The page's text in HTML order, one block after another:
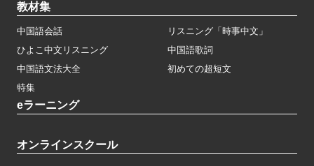
教材集
中国語会話
リスニング「時事中文」
ひよこ中文リスニング
中国語歌詞
中国語文法大全
初めての超短文
特集
eラーニング
オンラインスクール